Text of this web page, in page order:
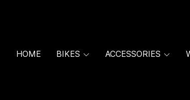
HOME BIKES ACCESSORIES